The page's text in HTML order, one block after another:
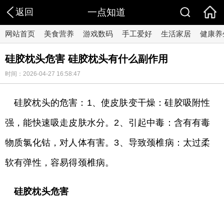
返回 一点知道
网站首页 美食营养 游戏数码 手工爱好 生活家居 健康养
硅胶枕头危害 硅胶枕头有什么副作用
时间：2026-04-27 16:58:47
硅胶枕头的危害：1、使皮肤变干燥：硅胶吸附性
强，能快速吸走皮肤水分。2、引起中毒：含有有毒
物质氯化钴，对人体有害。3、导致颈椎病：太过柔
软有弹性，容易得颈椎病。
硅胶枕头危害